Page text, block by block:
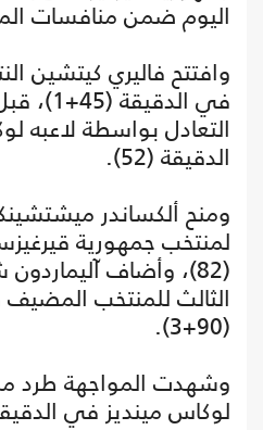
اليوم ضمن منافسات
وافتتح فاليري كيتشين
في
التعادل بواسطة لاعبه
الدقيقة (52).
ومنح ألكساندر
لمنتخب جمهورية
(82)، وأضاف
الثالث للمنتخب
(90+3).
وشهدت المواجهة طرد
لوكاس مينديز في الدقيقة